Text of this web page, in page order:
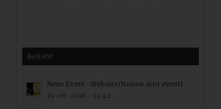
Beliebt
Neue Event-Website/Nuovo sito eventi
29-06-2026 - 14:42